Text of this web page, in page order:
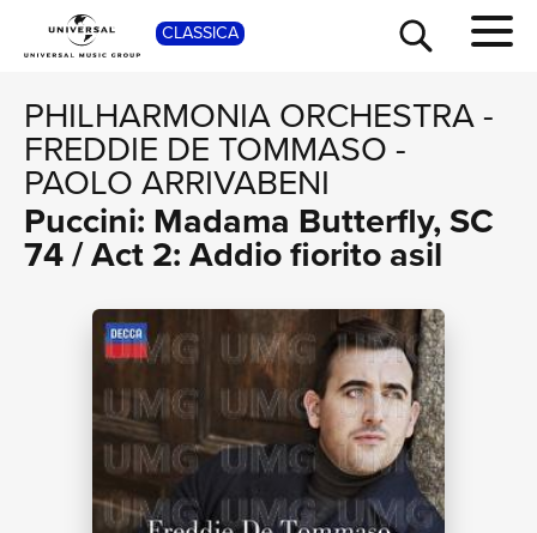
CLASSICA
PHILHARMONIA ORCHESTRA-
FREDDIE DE TOMMASO-
PAOLO ARRIVABENI
Puccini: Madama Butterfly, SC
74 / Act 2: Addio fiorito asil
SHOP
TOUR